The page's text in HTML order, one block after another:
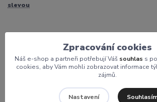
slevou
209 Kč/Ks
Zpracování cookies
Náš e-shop a partneři potřebují Váš souhlas s
cookies, aby Vám mohli zobrazovat informace
zájmů.
Nastavení